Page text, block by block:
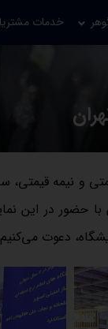
خدمات
و نیمه
حضور در این
دعوت